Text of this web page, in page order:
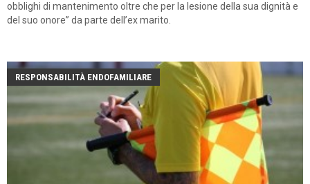
obblighi di mantenimento oltre che per la lesione della sua dignità e
del suo onore” da parte dell’ex marito.
RESPONSABILITÀ ENDOFAMILIARE